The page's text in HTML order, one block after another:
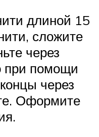
длиной 15
сложите
через
при помощи
через
Оформите